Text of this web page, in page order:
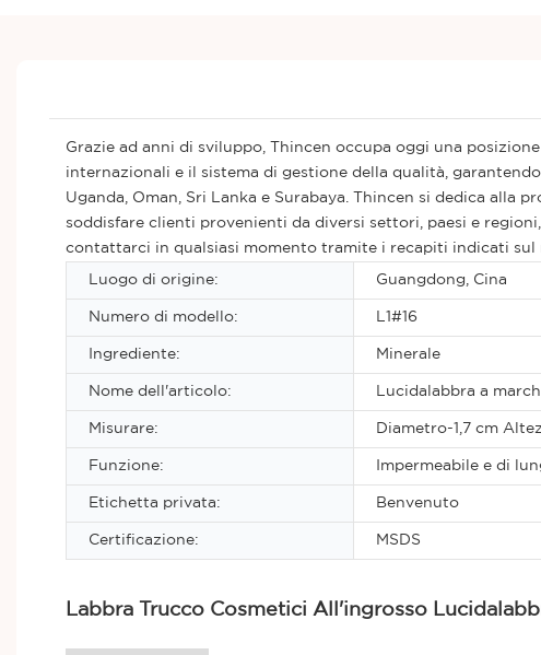
Grazie ad anni di sviluppo, Thincen occupa oggi una
internazionali e il sistema di gestione della qualità,
Uganda, Oman, Sri Lanka e Surabaya. Thincen si dedica
soddisfare clienti provenienti da diversi settori, paesi e
contattarci in qualsiasi momento tramite i recapiti indicati sul
Luogo di origine: Guangdong, Cina
Numero di modello: L1#16
Ingrediente: Minerale
Nome dell'articolo: Lucidalabbra a
Misurare: Diametro-1,7 cm
Funzione: Impermeabile e di
Etichetta privata: Benvenuto
Certificazione: MSDS
Labbra Trucco Cosmetici All'ingrosso